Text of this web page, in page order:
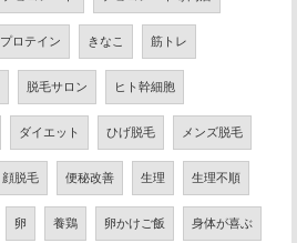
プロテイン きなこ 筋トレ
脱毛サロン ヒト幹細胞
ダイエット ひげ脱毛 メンズ脱毛
顔脱毛 便秘改善 生理 生理不順
卵 養鶏 卵かけご飯 身体が喜ぶ